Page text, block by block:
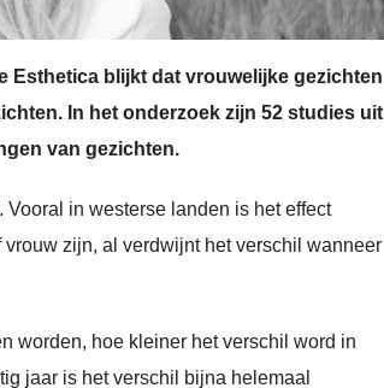
Esthetica blijkt dat vrouwelijke gezichten
In het onderzoek zijn 52 studies uit
van gezichten.
in westerse landen is het effect
zijn, al verdwijnt het verschil wanneer
worden, hoe kleiner het verschil word in
jaar is het verschil bijna helemaal